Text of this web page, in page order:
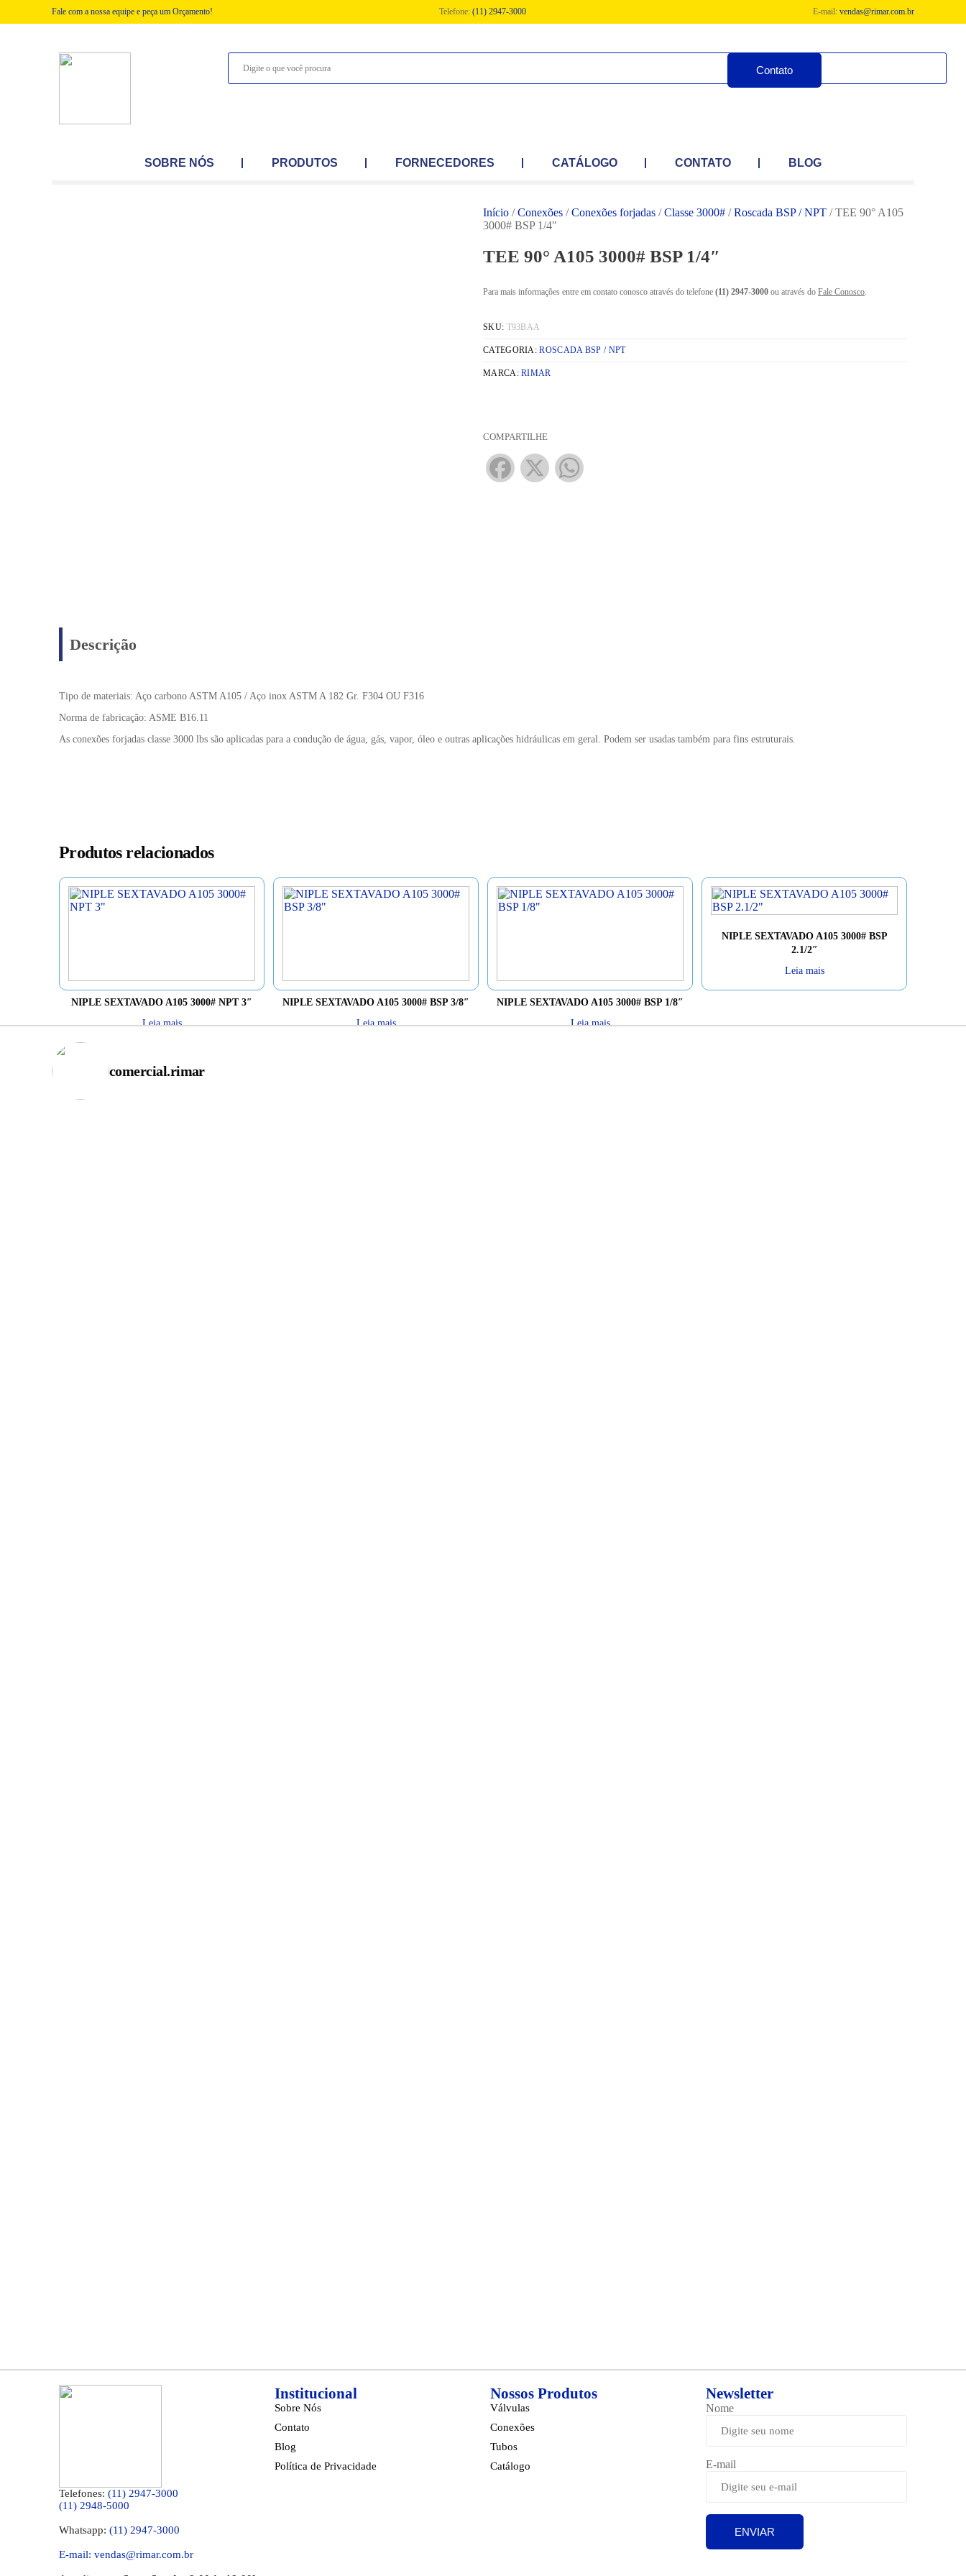
Fale com a nossa equipe e peça um Orçamento! Telefone:(11) 2947-3000 E-mail: vendas@rimar.com.br
Contato
SOBRE NÓS PRODUTOS FORNECEDORES CATÁLOGO CONTATO BLOG
Início /Conexões /Conexões forjadas /Classe 3000# /Roscada BSP / NPT / TEE 90° A105
3000# BSP 1/4″
TEE 90° A105 3000# BSP 1/4″
Para mais informações entre em contato conosco através do telefone (11) 2947-3000 ou através do Fale Conosco.
SKU: T93BAA
CATEGORIA:ROSCADA BSP / NPT
MARCA:RIMAR
COMPARTILHE
FacebookX
Descrição
Tipo de materiais: Aço carbono ASTM A105 / Aço inox ASTM A 182 Gr. F304 OU F316
Norma de fabricação: ASME B16.11
As conexões forjadas classe 3000 lbs são aplicadas para a condução de água, gás, vapor, óleo e outras aplicações hidráulicas em geral. Podem ser usadas também para fins estruturais.
Produtos relacionados
NIPLE SEXTAVADO A105 3000# NPT 3″
Leia mais
NIPLE SEXTAVADO A105 3000# BSP 3/8″
Leia mais
NIPLE SEXTAVADO A105 3000# BSP 1/8″
Leia mais
NIPLE SEXTAVADO A105 3000# BSP
2.1/2″
Leia mais
comercial.rimar
Telefones: (11) 2947-3000
(11) 2948-5000
Whatsapp: (11) 2947-3000
E-mail: vendas@rimar.com.br
Institucional
Sobre Nós
Contato
Blog
Política de Privacidade
Nossos Produtos
Válvulas
Conexões
Tubos
Catálogo
Newsletter
Nome
E-mail